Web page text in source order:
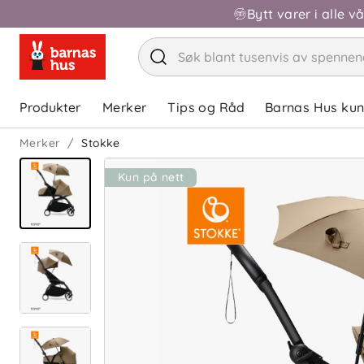
Bytt varer i alle
Produkter Merker Tips og Råd Barnas Hus
Merker Stokke
Kun på nett